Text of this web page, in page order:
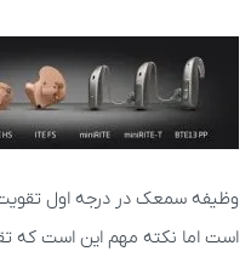
وظیفه سمعک در درجه اول
است اما نکته مهم این است که